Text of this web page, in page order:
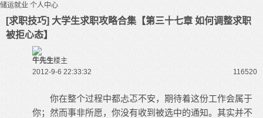
储运就业 个人中心
[求职技巧] 大学生求职攻略合集【第三十七章 如何调整求职
被拒心态】
牛先生楼主
2012-9-6 22:33:32
116520
你在整个过程中都忐忑不安，期待着这份工作会属于
你；然而事非所愿，你没有收到被选中的通知。其实并不